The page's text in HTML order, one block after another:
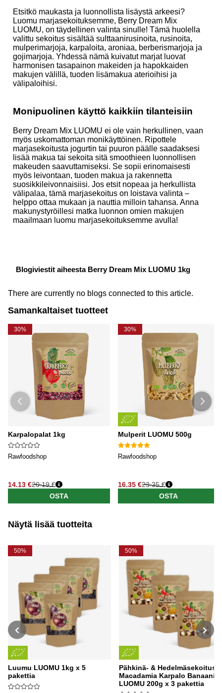
Etsitkö maukasta ja luonnollista lisäystä arkeesi?
Luomu marjasekoituksemme, Berry Dream Mix
LUOMU, on täydellinen valinta sinulle! Tämä huolella
valittu sekoitus sisältää sulttaanirusinoita, rusinoita,
mulperimarjoja, karpaloita, aroniaa, berberismarjoja ja
gojimarjoja. Yhdessä nämä kuivatut marjat luovat
harmonisen tasapainon makeiden ja hapokkaiden
makujen välillä, tuoden lisämakua aterioihisi ja
välipaloihisi.
Monipuolinen käyttö kaikkiin tilanteisiin
Berry Dream Mix LUOMU ei ole vain herkullinen, vaan
myös uskomattoman monikäyttöinen. Ripottele
marjasekoitusta jogurtin tai puuron päälle saadaksesi
lisää makua tai sekoita sitä smoothieen luonnollisen
makeuden saavuttamiseksi. Se sopii erinomaisesti
myös leivontaan, tuoden makua ja rakennetta
suosikkileivonnaisiisi. Jos etsit nopeaa ja herkullista
välipalaa, tämä marjasekoitus on loistava valinta –
helppo ottaa mukaan ja nauttia milloin tahansa. Anna
makunystyröillesi matka luonnon omien makujen
maailmaan luomu marjasekoituksemme avulla!
Blogiviestit aiheesta Berry Dream Mix LUOMU 1kg
There are currently no blogs connected to this article.
Samankaltaiset tuotteet
30%
Karpalopalat 1kg
Rawfoodshop
14.13 €20.19 €
OSTA
30%
Mulperit LUOMU 500g
Rawfoodshop
16.35 €23.35 €
OSTA
Näytä lisää tuotteita
50%
Luumu LUOMU 1kg x 5
pakettia
50%
Pähkinä- & Hedelmäsekoitus
Macadamia Karpalo Banaani
LUOMU 200g x 3 pakettia